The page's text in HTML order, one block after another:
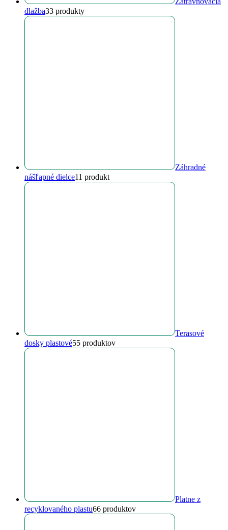
dlažba33 produkty
Záhradné
nášľapné dielce11 produkt
Terasové
dosky plastové55 produktov
Platne z
recyklovaného plastu66 produktov